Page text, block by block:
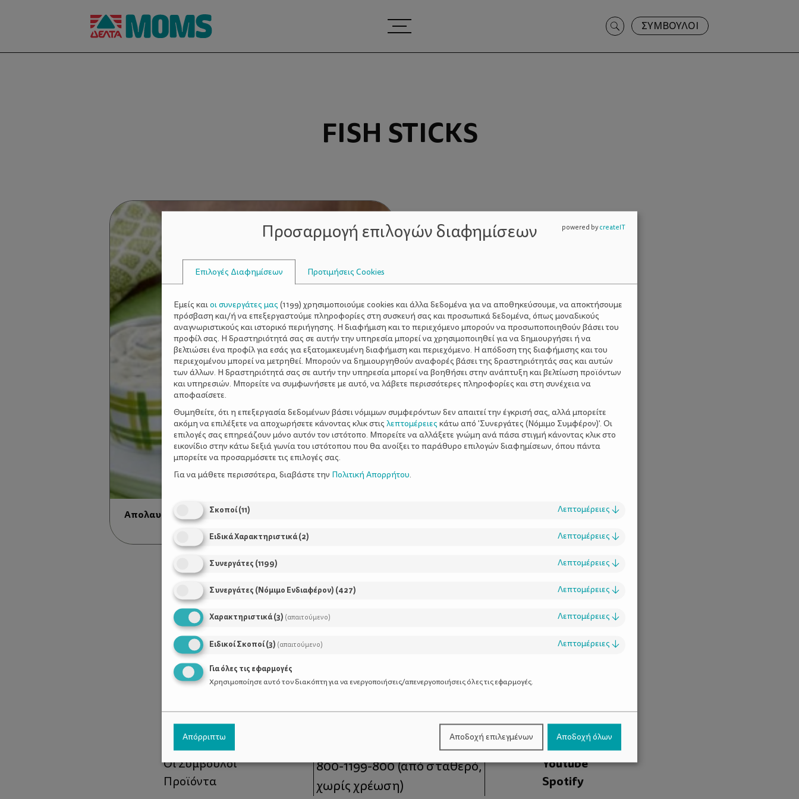
Search
for:
ΣΥΜΒΟΥΛΟΙ
FISH STICKS
Απολαυστικές σπιτικές ψαροκροκέτες
Χρήσιμοι Σύνδεσμοι
Τι είναι το ΔΕΛΤΑ moms
Οι Σύμβουλοι
Προϊόντα
Τηλέφωνο Επικοινωνίας:
800-1199-800(από σταθερό,
χωρίς χρέωση)
Facebook
Instagram
Youtube
Spotify
Προσαρμογή επιλογών διαφημίσεων
Επιλογές Διαφημίσεων Προτιμήσεις Cookies
Εμείς καιοι συνεργάτες μας (1199) χρησιμοποιούμε cookies και άλλα δεδομένα για να αποθηκεύσουμε, να αποκτήσουμε
πρόσβαση και/ή να επεξεργαστούμε πληροφορίες στη συσκευή σας και προσωπικά δεδομένα, όπως μοναδικούς
αναγνωριστικούς και ιστορικό περιήγησης. Η διαφήμιση και το περιεχόμενο μπορούν να προσωποποιηθούν βάσει του
προφίλ σας. Η δραστηριότητά σας σε αυτήν την υπηρεσία μπορεί να χρησιμοποιηθεί για να δημιουργήσει ή να
βελτιώσει ένα προφίλ για εσάς για εξατομικευμένη διαφήμιση και περιεχόμενο. Η απόδοση της διαφήμισης και του
περιεχομένου μπορεί να μετρηθεί. Μπορούν να δημιουργηθούν αναφορές βάσει της δραστηριότητάς σας και αυτών
των άλλων. Η δραστηριότητά σας σε αυτήν την υπηρεσία μπορεί να βοηθήσει στην ανάπτυξη και βελτίωση προϊόντων
και υπηρεσιών. Μπορείτε να συμφωνήσετε με αυτό, να λάβετε περισσότερες πληροφορίες και στη συνέχεια να
αποφασίσετε.
Θυμηθείτε, ότι η επεξεργασία δεδομένων βάσει νόμιμων συμφερόντων δεν απαιτεί την έγκρισή σας, αλλά μπορείτε
ακόμη να επιλέξετε να αποχωρήσετε κάνοντας κλικ στις λεπτομέρειες κάτω από 'Συνεργάτες (Νόμιμο Συμφέρον)'. Οι
επιλογές σας επηρεάζουν μόνο αυτόν τον ιστότοπο. Μπορείτε να αλλάξετε γνώμη ανά πάσα στιγμή κάνοντας κλικ στο
εικονίδιο στην κάτω δεξιά γωνία του ιστότοπου που θα ανοίξει το παράθυρο επιλογών διαφημίσεων, όπου πάντα
μπορείτε να προσαρμόσετε τις επιλογές σας.
Για να μάθετε περισσότερα, διαβάστε την Πολιτική Απορρήτου.
Σκοποί(11) Λεπτομέρειες ↓
Ειδικά Χαρακτηριστικά(2) Λεπτομέρειες ↓
Συνεργάτες (1199) Λεπτομέρειες ↓
Συνεργάτες (Νόμιμο Ενδιαφέρον) (427) Λεπτομέρειες ↓
Χαρακτηριστικά(3) (απαιτούμενο) Λεπτομέρειες ↓
Ειδικοί Σκοποί(3) (απαιτούμενο) Λεπτομέρειες ↓
Για όλες τις εφαρμογές
Χρησιμοποίησε αυτό τον διακόπτη για να ενεργοποιήσεις/απενεργοποιήσεις όλες τις εφαρμογές.
Απόρριπτω Αποδοχή επιλεγμένων Αποδοχή όλων
powered bycreateIT